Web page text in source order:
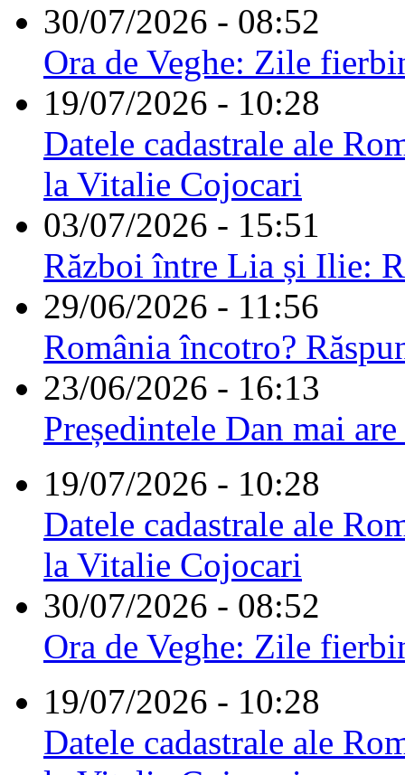
30/07/2026 - 08:52
Ora de Veghe: Zile
19/07/2026 - 10:28
Datele cadastrale ale
la Vitalie Cojocari
03/07/2026 - 15:51
Război între Lia și Ilie:
29/06/2026 - 11:56
România încotro?
23/06/2026 - 16:13
Președintele Dan mai
19/07/2026 - 10:28
Datele cadastrale ale
la Vitalie Cojocari
30/07/2026 - 08:52
Ora de Veghe: Zile
19/07/2026 - 10:28
Datele cadastrale ale